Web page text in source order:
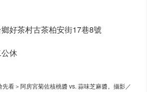
好茶村古茶柏安街17巷8號
休
看＞阿房宮菊佐核桃醬 vs. 蒜味芝麻醬。攝影／